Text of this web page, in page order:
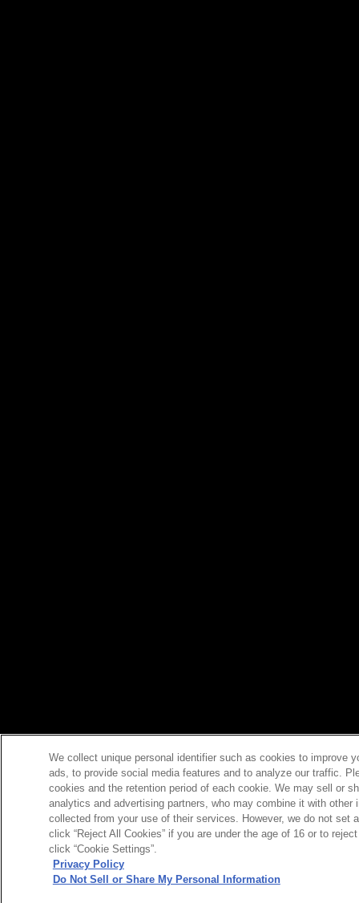
We collect unique personal identifier such as cookies to improve
ads, to provide social media features and to analyze our traffic.
cookies and the retention period of each cookie. We may sell or
analytics and advertising partners, who may combine it with
collected from your use of their services. However, we do not set
click “Reject All Cookies” if you are under the age of 16 or to
click “Cookie Settings”.
Privacy Policy
Do Not Sell or Share My Personal Information